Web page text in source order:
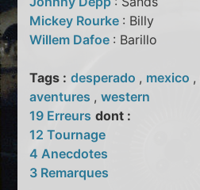
Mickey Rourke : Billy
Willem Dafoe : Barillo
Tags : desperado , mexico ,
aventures ,western
19 Erreurs dont :
12 Tournage
4 Anecdotes
3 Remarques